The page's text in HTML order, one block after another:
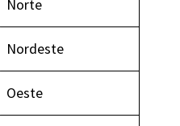
Norte
Nordeste
Oeste